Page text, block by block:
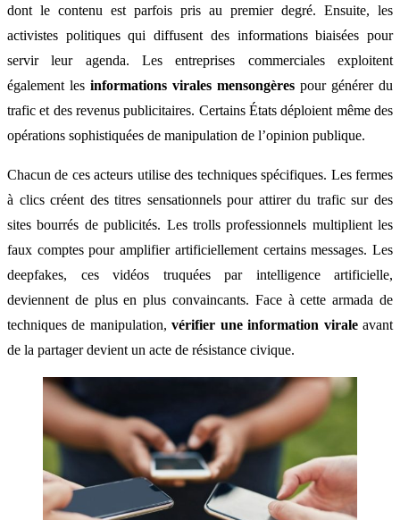
dont le contenu est parfois pris au premier degré. Ensuite, les
activistes politiques qui diffusent des informations biaisées pour
servir leur agenda. Les entreprises commerciales exploitent
également les informations virales mensongères pour générer du
trafic et des revenus publicitaires. Certains États déploient même des
opérations sophistiquées de manipulation de l’opinion publique.
Chacun de ces acteurs utilise des techniques spécifiques. Les fermes
à clics créent des titres sensationnels pour attirer du trafic sur des
sites bourrés de publicités. Les trolls professionnels multiplient les
faux comptes pour amplifier artificiellement certains messages. Les
deepfakes, ces vidéos truquées par intelligence artificielle,
deviennent de plus en plus convaincants. Face à cette armada de
techniques de manipulation,vérifier une information viraleavant
de la partager devient un acte de résistance civique.